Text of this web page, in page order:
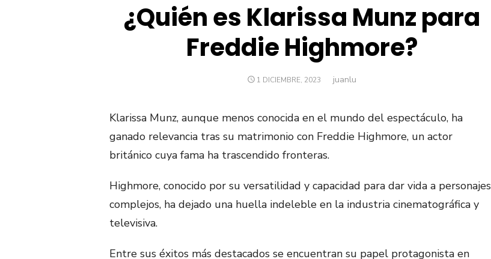
¿Quién es Klarissa Munz para
Freddie Highmore?
PUBLICADO
1 DICIEMBRE, 2023 Autor
juanlu
Klarissa Munz, aunque menos conocida en el mundo del espectáculo, ha
ganado relevancia tras su matrimonio con Freddie Highmore, un actor
británico cuya fama ha trascendido fronteras.
Highmore, conocido por su versatilidad y capacidad para dar vida a personajes
complejos, ha dejado una huella indeleble en la industria cinematográfica y
televisiva.
Entre sus éxitos más destacados se encuentran su papel protagonista en